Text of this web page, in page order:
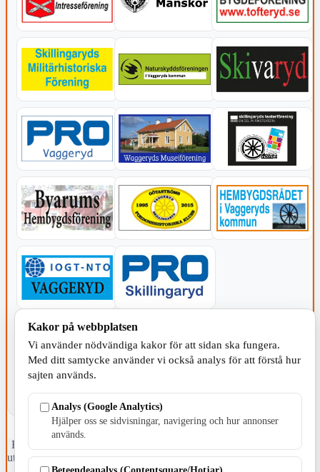
KOMMUNEN
Fristående webbtidningsföretag grundat 1991 som sedan 2002 ger
ut tidningen Skillingaryd.nu och 2010 lanserades Värnamo.nu. Från
Kakor på webbplatsen
Vi använder nödvändiga kakor för att sidan ska fungera.
Med ditt samtycke använder vi också analys för att förstå hur
sajten används.
Analys (Google Analytics)
Hjälper oss se sidvisningar, navigering och hur annonser
används.